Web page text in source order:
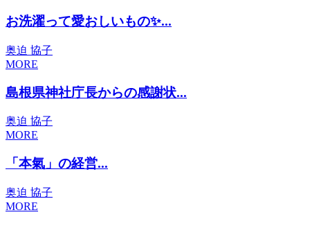
お洗濯って愛おしいもの✨...
奥迫 協子
MORE
島根県神社庁長からの感謝状...
奥迫 協子
MORE
「本氣」の経営...
奥迫 協子
MORE